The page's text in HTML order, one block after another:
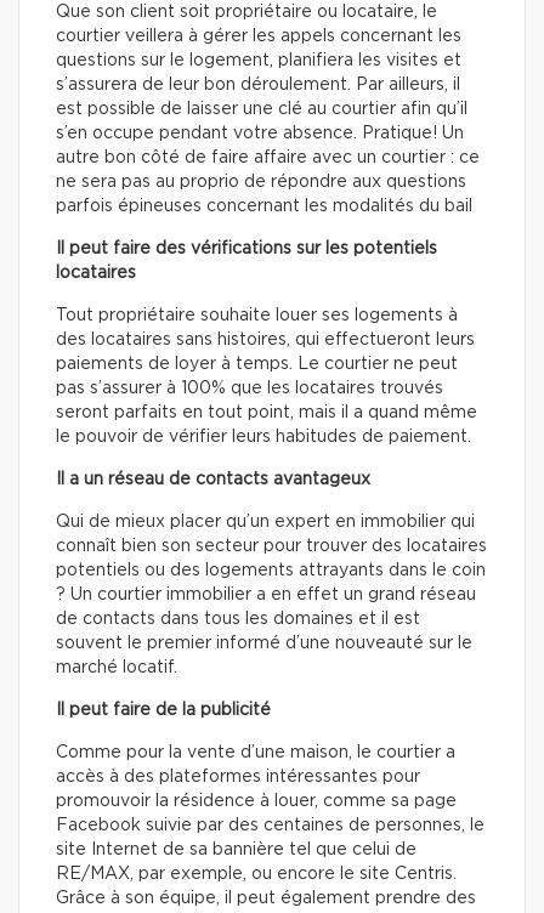
Que son client soit propriétaire ou locataire, le
courtier veillera à gérer les appels concernant les
questions sur le logement, planifiera les visites et
s’assurera de leur bon déroulement. Par ailleurs, il
est possible de laisser une clé au courtier afin qu’il
s’en occupe pendant votre absence. Pratique! Un
autre bon côté de faire affaire avec un courtier : ce
ne sera pas au proprio de répondre aux questions
parfois épineuses concernant les modalités du bail
Il peut faire des vérifications sur les potentiels
locataires
Tout propriétaire souhaite louer ses logements à
des locataires sans histoires, qui effectueront leurs
paiements de loyer à temps. Le courtier ne peut
pas s’assurer à 100% que les locataires trouvés
seront parfaits en tout point, mais il a quand même
le pouvoir de vérifier leurs habitudes de paiement.
Il a un réseau de contacts avantageux
Qui de mieux placer qu’un expert en immobilier qui
connaît bien son secteur pour trouver des locataires
potentiels ou des logements attrayants dans le coin
? Un courtier immobilier a en effet un grand réseau
de contacts dans tous les domaines et il est
souvent le premier informé d’une nouveauté sur le
marché locatif.
Il peut faire de la publicité
Comme pour la vente d’une maison, le courtier a
accès à des plateformes intéressantes pour
promouvoir la résidence à louer, comme sa page
Facebook suivie par des centaines de personnes, le
site Internet de sa bannière tel que celui de
RE/MAX, par exemple, ou encore le site Centris.
Grâce à son équipe, il peut également prendre des